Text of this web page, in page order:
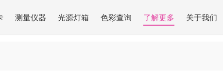
测量仪器 光源灯箱 色彩查询 了解更多 关于我们